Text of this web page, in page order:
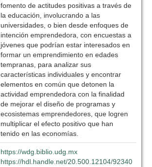
fomento de actitudes positivas a través de
la educación, involucrando a las
universidades, o bien desde enfoques de
intención emprendedora, con encuestas a
jóvenes que podrían estar interesados en
formar un emprendimiento en edades
tempranas, para analizar sus
características individuales y encontrar
elementos en común que detonen la
actividad emprendedora con la finalidad
de mejorar el diseño de programas y
ecosistemas emprendedores, que logren
multiplicar el efecto positivo que han
tenido en las economías.
https://wdg.biblio.udg.mx
https://hdl.handle.net/20.500.12104/92340